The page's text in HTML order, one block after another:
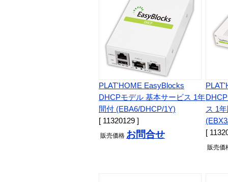
PLAT'HOME EasyBlocks
DHCPモデル 基本サービス 1年
間付 (EBA6/DHCP/1Y)
[ 11320129 ]
販売価格 お問合せ
ス 1
[
販売価